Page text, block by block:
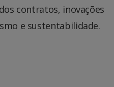
contratos, inovações
e sustentabilidade.